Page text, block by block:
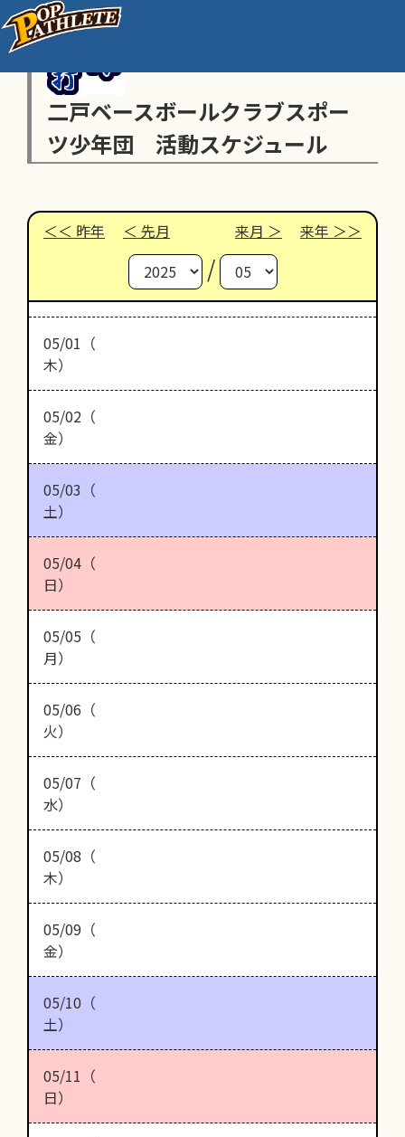
二戸ベースボールクラブスポー
ツ少年団 活動スケジュール
昨年 先月 来月 来年
/
05/01（
木）
05/02（
金）
05/03（
土）
05/04（
日）
05/05（
月）
05/06（
火）
05/07（
水）
05/08（
木）
05/09（
金）
05/10（
土）
05/11（
日）